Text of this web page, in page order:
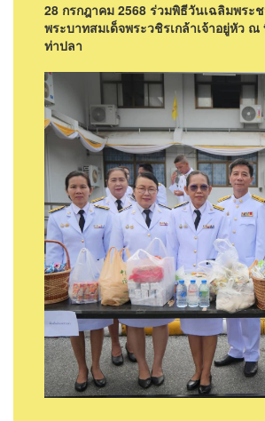
28 กรกฎาคม 2568 ร่วมพิธีวันเฉลิมพระ
พระบาทสมเด็จพระวชิรเกล้าเจ้าอยู่หัว ณ
ท่าปลา